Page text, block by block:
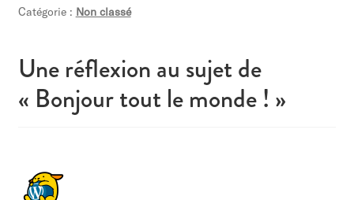
Catégorie : Non classé
Une réflexion au sujet de
« Bonjour tout le monde ! »